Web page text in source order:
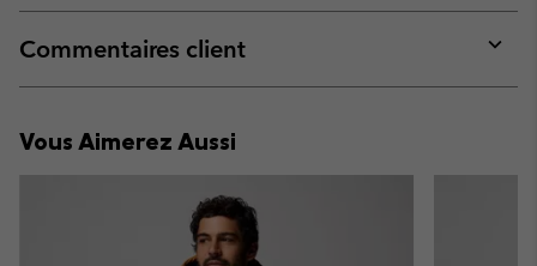
or
Commentaires client
or
Vous Aimerez Aussi